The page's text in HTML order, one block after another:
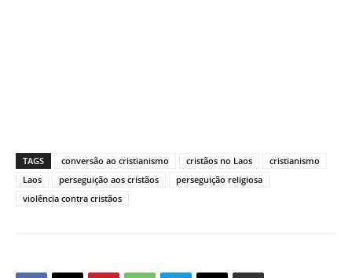
TAGS conversão ao cristianismo cristãos no Laos
cristianismo
Laos
perseguição aos cristãos
perseguição religiosa
violência contra cristãos